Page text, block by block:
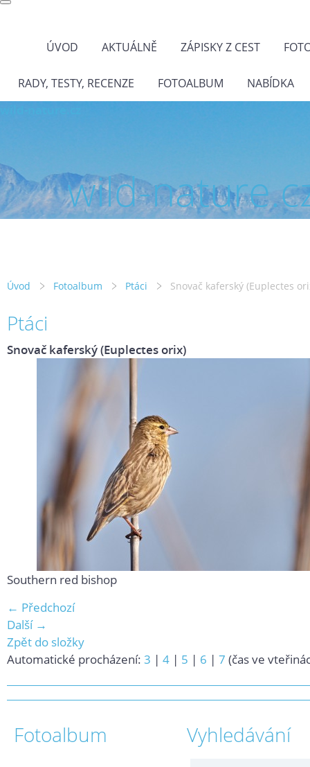
ÚVOD AKTUÁLNĚ ZÁPISKY Z CEST
RADY, TESTY, RECENZE FOTOALBUM NABÍDKA
wild-
Úvod Fotoalbum Ptáci Snovač kaferský (Euplectes
Ptáci
Snovač kaferský (Euplectes orix)
Southern red bishop
← Předchozí
Další →
Zpět do složky
Automatické procházení: 3 | 4 | 5 | 6 | 7 (čas ve
Fotoalbum Vyhledávání